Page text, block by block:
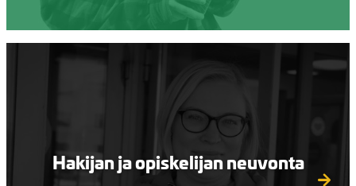
Hakijan ja opiskelijan neuvonta